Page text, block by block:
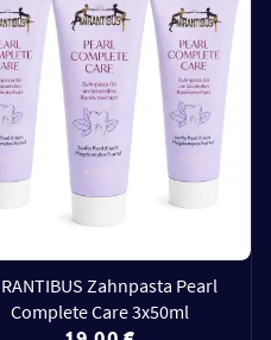
Zahnpasta Pearl
Complete Care 3x50ml